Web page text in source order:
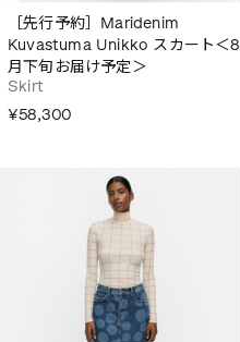
［先行予約］Maridenim
Kuvastuma Unikko スカート＜8
月下旬お届け予定＞
Skirt
¥58,300